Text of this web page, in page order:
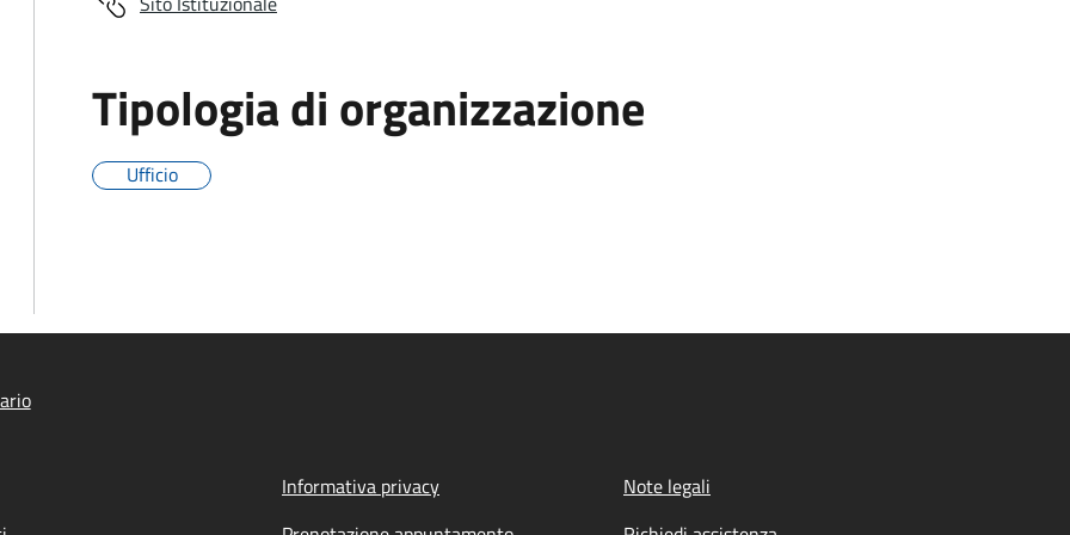
Tipologia di organizzazione
Ufficio
Informativa privacy
Note legali